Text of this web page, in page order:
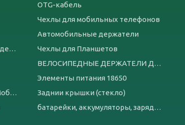
OTG-кабель
Чехлы для мобильных телефонов
Автомобильные держатели
аккумуляторы, ЗУ для фото/видеотехники
Чехлы для Планшетов
ВЕЛОСИПЕДНЫЕ ДЕРЖАТЕЛИ ДЛЯ ТЕЛЕФОНА
Элементы питания 18650
Комплекты для ремонта для Мобильных телефонов
Заднии крышки (стекло)
батарейки, аккумуляторы, зарядные устройства